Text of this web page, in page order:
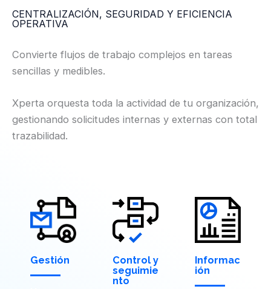
CENTRALIZACIÓN, SEGURIDAD Y EFICIENCIA
OPERATIVA
Convierte flujos de trabajo complejos en tareas
sencillas y medibles.
Xperta orquesta toda la actividad de tu organización,
gestionando solicitudes internas y externas con total
trazabilidad.
Gestión
Control y
seguimie
nto
Informac
ión